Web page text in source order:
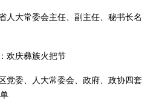
人大常委会主任、副主任、秘书长名
欢庆彝族火把节
党委、人大常委会、政府、政协四套